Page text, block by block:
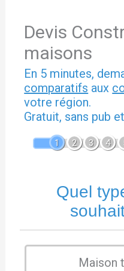
Devis
maisons
En 5 minutes,
comparatifs aux
votre région.
Gratuit, sans pub
1 2 3 4
Quel
Maison